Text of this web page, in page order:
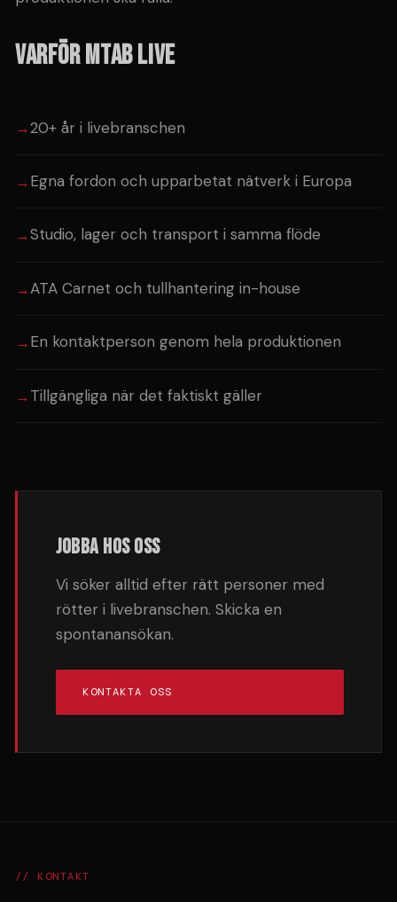
VARFÖR MTAB LIVE
20+ år i livebranschen
Egna fordon och upparbetat nätverk i Europa
Studio, lager och transport i samma flöde
ATA Carnet och tullhantering in-house
En kontaktperson genom hela produktionen
Tillgängliga när det faktiskt gäller
JOBBA HOS OSS
Vi söker alltid efter rätt personer med
rötter i livebranschen. Skicka en
spontanansökan.
KONTAKTA OSS
// KONTAKT